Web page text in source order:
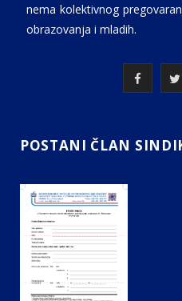
nema kolektivnog
obrazovanja i mladih.
F
c
i
POSTANI ČLAN